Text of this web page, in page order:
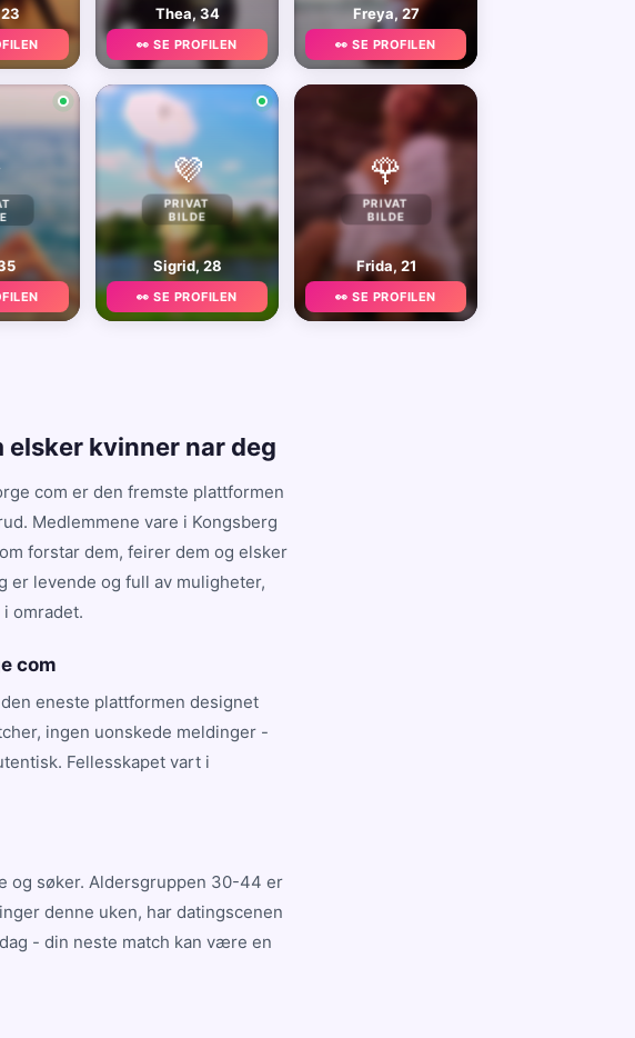
Thea, 34
👀 SE PROFILEN
Freya, 27
👀 SE PROFILEN
💜
PRIVAT
BILDE
Sigrid, 28
👀 SE PROFILEN
🌹
PRIVAT
BILDE
Frida, 21
👀 SE PROFILEN
elsker kvinner nar deg
com er den fremste plattformen
Medlemmene vare i Kongsberg
forstar dem, feirer dem og elsker
er levende og full av muligheter,
omradet.
com
eneste plattformen designet
ingen uonskede meldinger -
Fellesskapet vart i
og søker. Aldersgruppen 30-44 er
denne uken, har datingscenen
- din neste match kan være en